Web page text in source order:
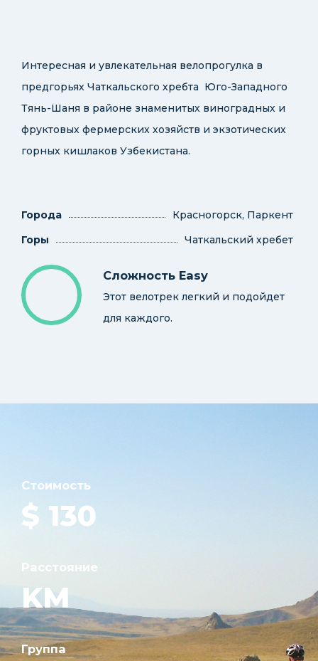
Интересная и увлекательная велопрогулка в
предгорьях Чаткальского хребта Юго-Западного
Тянь-Шаня в районе знаменитых виноградных и
фруктовых фермерских хозяйств и экзотических
горных кишлаков Узбекистана.
Города
Красногорск, Паркент
Горы
Чаткальский хребет
Сложность Easy
Этот велотрек легкий и подойдет
для каждого.
Стоимость
$ 130
Расстояние
KM
Группа